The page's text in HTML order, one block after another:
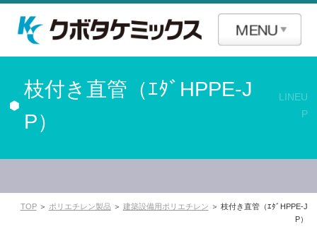
枝付き直管（ｴﾀﾞHPPE-J
P）
LINEU
P
TOP＞ ポリエチレン製品 ＞ 建築設備用ポリエチレン ＞ 枝付き直管（ｴﾀﾞHPPE-J
P）